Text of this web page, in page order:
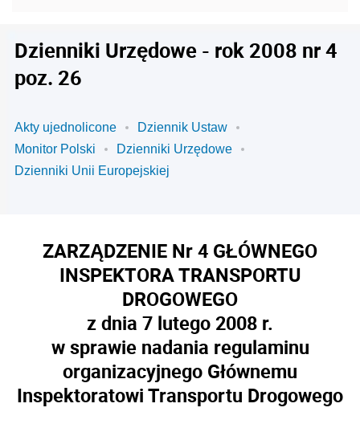
Dzienniki Urzędowe - rok 2008 nr 4
poz. 26
Akty ujednolicone
Dziennik Ustaw
Monitor Polski
Dzienniki Urzędowe
Dzienniki Unii Europejskiej
ZARZĄDZENIE Nr 4 GŁÓWNEGO
INSPEKTORA TRANSPORTU
DROGOWEGO
z dnia 7 lutego 2008 r.
w sprawie nadania regulaminu
organizacyjnego Głównemu
Inspektoratowi Transportu Drogowego